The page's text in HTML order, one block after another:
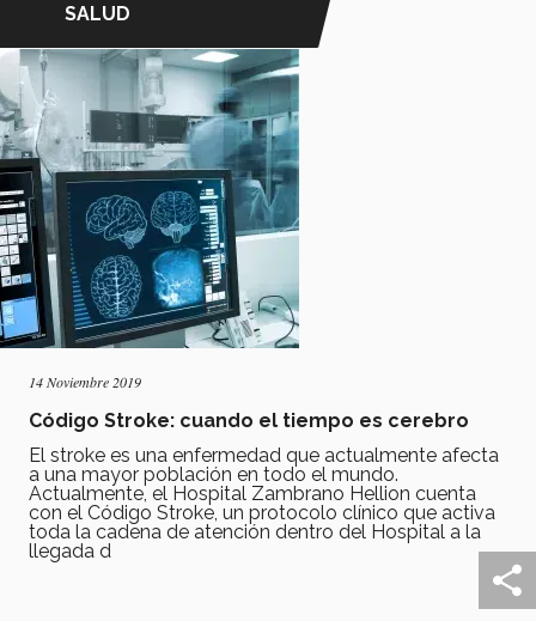
SALUD
14 Noviembre 2019
Código Stroke: cuando el tiempo es cerebro
El stroke es una enfermedad que actualmente afecta
a una mayor población en todo el mundo.
Actualmente, el Hospital Zambrano Hellion cuenta
con el Código Stroke, un protocolo clínico que activa
toda la cadena de atención dentro del Hospital a la
llegada d